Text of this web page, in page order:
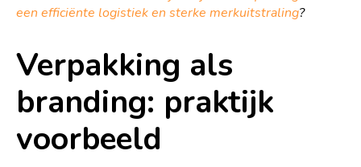
een efficiënte logistiek en sterke merkuitstraling?
Verpakking als
branding: praktijk
voorbeeld